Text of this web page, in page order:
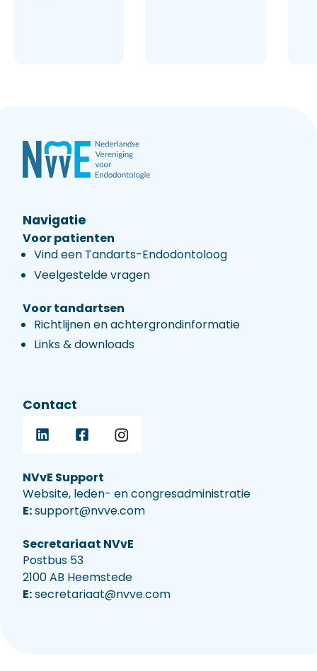
Navigatie
Voor patienten
Vind een Tandarts-Endodontoloog
Veelgestelde vragen
Voor tandartsen
Richtlijnen en achtergrondinformatie
Links & downloads
Contact
NVvE Support
Website, leden- en congresadministratie
E:support@nvve.com
Secretariaat NVvE
Postbus 53
2100 AB Heemstede
E:secretariaat@nvve.com